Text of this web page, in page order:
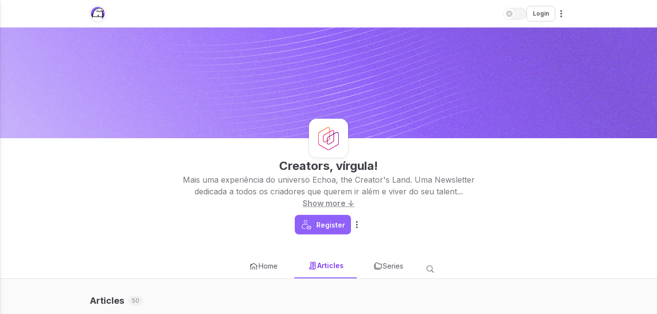
Login
Creators, vírgula!
Mais uma experiência do universo Echoa, the Creator's Land. Uma Newsletter
dedicada a todos os criadores que querem ir além e viver do seu talent...
Show more ↓
Register
Home Articles Series
Articles 50